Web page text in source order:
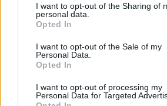
I want to opt-out of the Sharing of
personal data.
Opted In
I want to opt-out of the Sale of my
Personal Data.
Opted In
I want to opt-out of processing my
Personal Data for Targeted
Jak čápi přežili horka a bouřky?
sledování hnízd
bouřky
společnost ornitologická (ČSO) vyzývá